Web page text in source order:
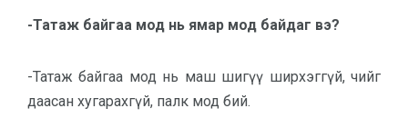
-Татаж байгаа мод нь ямар мод байдаг вэ?
-Татаж байгаа мод нь маш шигүү ширхэггүй, чийг
даасан хугарахгүй, палк мод бий.